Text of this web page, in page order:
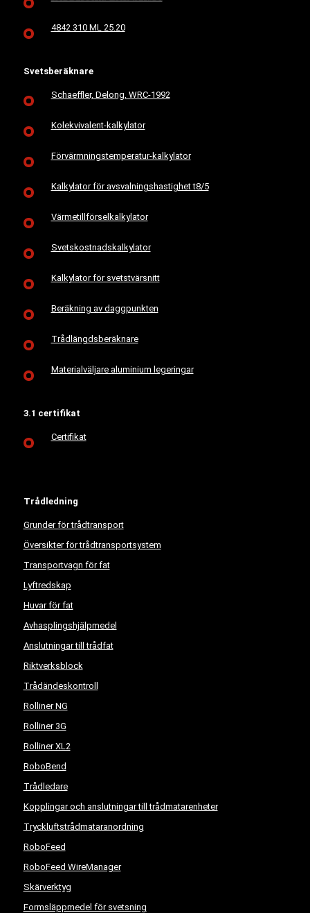
4842 310 ML 25.20
Svetsberäknare
Schaeffler, Delong, WRC-1992
Kolekvivalent-kalkylator
Förvärmningstemperatur-kalkylator
Kalkylator för avsvalningshastighet t8/5
Värmetillförselkalkylator
Svetskostnadskalkylator
Kalkylator för svetstvärsnitt
Beräkning av daggpunkten
Trådlängdsberäknare
Materialväljare aluminium legeringar
3.1 certifikat
Certifikat
Trådledning
Grunder för trådtransport
Översikter för trådtransportsystem
Transportvagn för fat
Lyftredskap
Huvar för fat
Avhasplingshjälpmedel
Anslutningar till trådfat
Riktverksblock
Trådändeskontroll
Rolliner NG
Rolliner 3G
Rolliner XL2
RoboBend
Trådledare
Kopplingar och anslutningar till trådmatarenheter
Tryckluftstrådmataranordning
RoboFeed
RoboFeed WireManager
Skärverktyg
Formsläppmedel för svetsning